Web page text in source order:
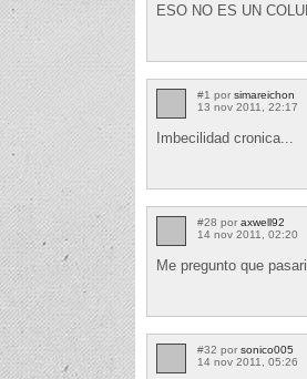
ESO NO ES UN
#1 por simareichon
13 nov 2011, 22:17
Imbecilidad cronica...
#28 por axwell92
14 nov 2011, 02:20
Me pregunto que
#32 por sonico005
14 nov 2011, 05:26